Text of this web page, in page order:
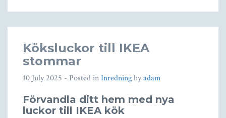
Köksluckor till IKEA
stommar
10 July 2025 - Posted inInredningbyadam
Förvandla ditt hem med nya
luckor till IKEA kök